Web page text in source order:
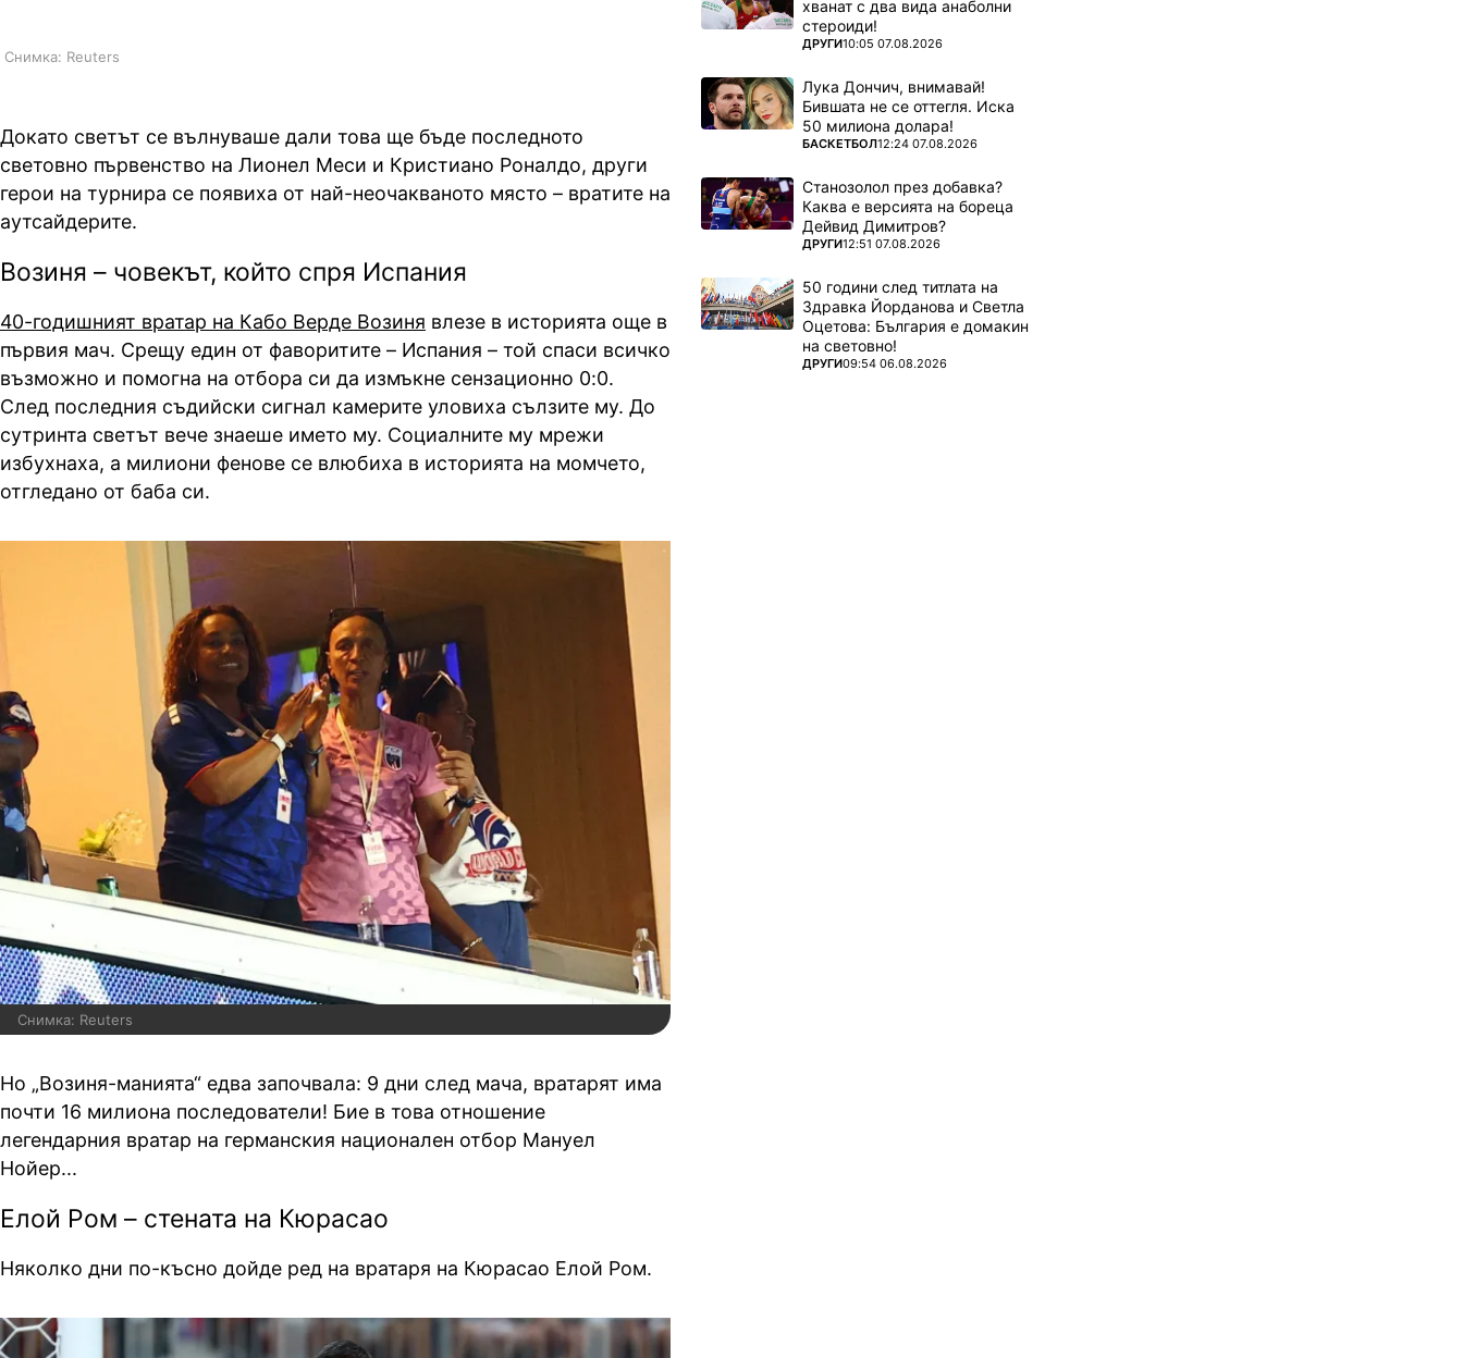
Снимка: Reuters
Докато светът се вълнуваше дали това ще бъде последното
световно първенство на Лионел Меси и Кристиано Роналдо, други
герои на турнира се появиха от най-неочакваното място – вратите на
аутсайдерите.
Возиня – човекът, който спря Испания
40-годишният вратар на Кабо Верде Возиня влезе в историята още в
първия мач. Срещу един от фаворитите – Испания – той спаси всичко
възможно и помогна на отбора си да измъкне сензационно 0:0.
След последния съдийски сигнал камерите уловиха сълзите му. До
сутринта светът вече знаеше името му. Социалните му мрежи
избухнаха, а милиони фенове се влюбиха в историята на момчето,
отгледано от баба си.
Снимка: Reuters
Но „Возиня-манията“ едва започвала: 9 дни след мача, вратарят има
почти 16 милиона последователи! Бие в това отношение
легендарния вратар на германския национален отбор Мануел
Нойер...
Елой Ром – стената на Кюрасао
Няколко дни по-късно дойде ред на вратаря на Кюрасао Елой Ром.
хванат с два вида анаболни
стероиди!
ПОВЕЧЕ ОТ
ДРУГИ10:05 07.08.2026
Лука Дончич, внимавай!
Бившата не се оттегля. Иска
50 милиона долара!
ПОВЕЧЕ ОТ
БАСКЕТБОЛ12:24 07.08.2026
Станозолол през добавка?
Каква е версията на бореца
Дейвид Димитров?
ПОВЕЧЕ ОТ
ДРУГИ12:51 07.08.2026
50 години след титлата на
Здравка Йорданова и Светла
Оцетова: България е домакин
на световно!
ПОВЕЧЕ ОТ
ДРУГИ09:54 06.08.2026